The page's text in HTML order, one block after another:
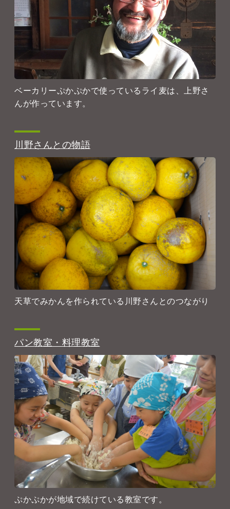
ベーカリーぷかぷかで使っているライ麦は、上野さ
んが作っています。
川野さんとの物語
天草でみかんを作られている川野さんとのつながり
パン教室・料理教室
ぷかぷかが地域で続けている教室です。